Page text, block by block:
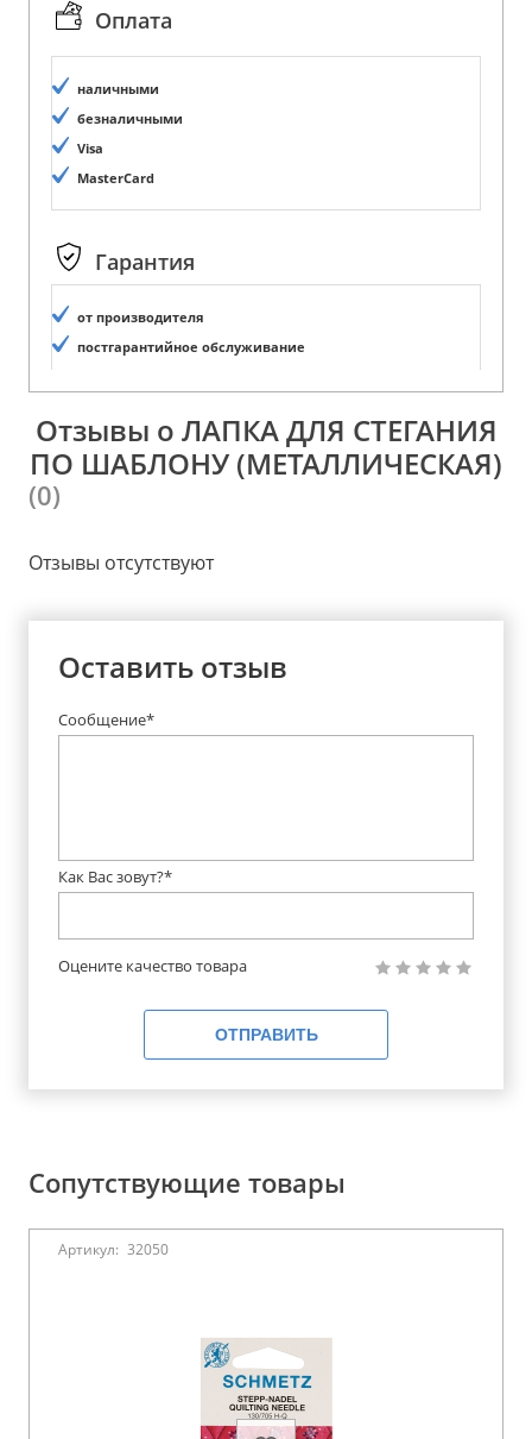
Оплата
наличными
безналичными
Visa
MasterCard
Гарантия
от производителя
постгарантийное обслуживание
Отзывы о ЛАПКА ДЛЯ СТЕГАНИЯ
ПО ШАБЛОНУ (МЕТАЛЛИЧЕСКАЯ)
(0)
Отзывы отсутствуют
Оставить отзыв
Сообщение*
Как Вас зовут?*
Оцените качество товара
ОТПРАВИТЬ
Сопутствующие товары
Артикул: 32050